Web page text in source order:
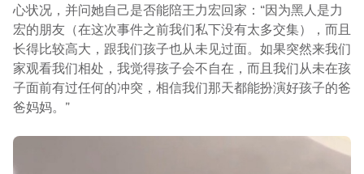
心状况，并问她自己是否能陪王力宏回家：“因为黑人是力
宏的朋友（在这次事件之前我们私下没有太多交集），而且
长得比较高大，跟我们孩子也从未见过面。如果突然来我们
家观看我们相处，我觉得孩子会不自在，而且我们从未在孩
子面前有过任何的冲突，相信我们那天都能扮演好孩子的爸
爸妈妈。”